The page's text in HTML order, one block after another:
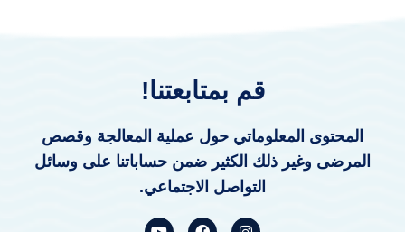
قم بمتابعتنا!
المحتوى المعلوماتي حول عملية المعالجة وقصص
المرضى وغير ذلك الكثير ضمن حساباتنا على وسائل
التواصل الاجتماعي.